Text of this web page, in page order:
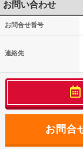
お問い合わせ
お問合せ番号
連絡先